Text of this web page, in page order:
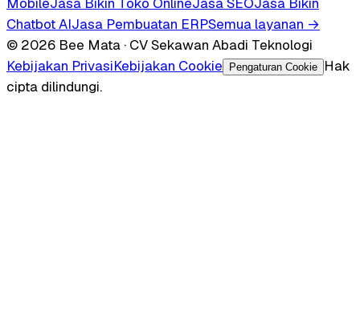
Chatbot AIJasa Pembuatan ERPSemua layanan →
© 2026 Bee Mata · CV Sekawan Abadi Teknologi
Kebijakan PrivasiKebijakan Cookie Pengaturan Cookie
Hak
cipta dilindungi.